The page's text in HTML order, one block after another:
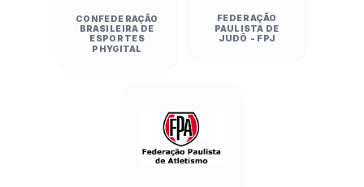
CONFEDERAÇÃO
BRASILEIRA DE
ESPORTES
PHYGITAL
FEDERAÇÃO
PAULISTA DE
JUDÔ - FPJ